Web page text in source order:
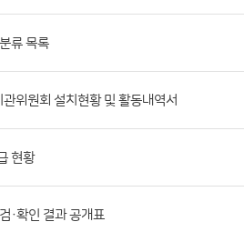
류 목록
위원회 설치현황 및 활동내역서
현황
·확인 결과 공개표